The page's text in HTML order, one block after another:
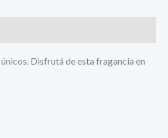
Disfrutá de esta fragancia en